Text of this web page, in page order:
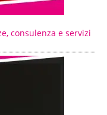
consulenza e servizi